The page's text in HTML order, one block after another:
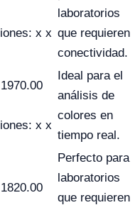
x x
laboratorios
que requieren
conectividad.
x x
Ideal para el
análisis de
colores en
tiempo real.
Perfecto para
laboratorios
que requieren